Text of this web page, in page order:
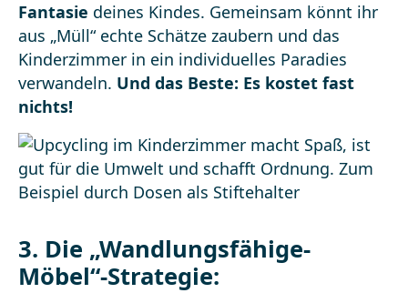
Fantasie deines Kindes. Gemeinsam könnt ihr
aus „Müll“ echte Schätze zaubern und das
Kinderzimmer in ein individuelles Paradies
verwandeln. Und das Beste: Es kostet fast
nichts!
3. Die „Wandlungsfähige-
Möbel“-Strategie: